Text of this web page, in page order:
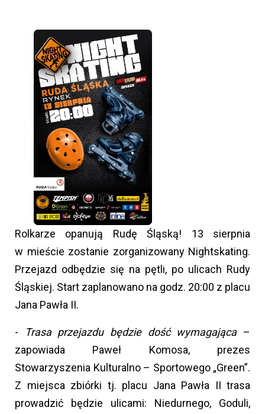
Rolkarze opanują Rudę Śląską! 13 sierpnia
w mieście zostanie zorganizowany Nightskating.
Przejazd odbędzie się na pętli, po ulicach Rudy
Śląskiej. Start zaplanowano na godz. 20:00 z placu
Jana Pawła II.
- Trasa przejazdu będzie dość wymagająca–
zapowiada Paweł Komosa, prezes
Stowarzyszenia Kulturalno – Sportowego „Green”.
Z miejsca zbiórki tj. placu Jana Pawła II trasa
prowadzić będzie ulicami: Niedurnego, Goduli,